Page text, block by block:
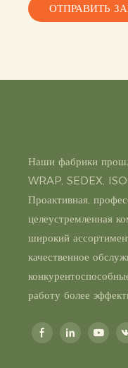
ОТПРАВИТЬ
Наши фабрики
WRAP, SEDEX,
Проактивная,
целеустремленная
широкий
качественное
работу более